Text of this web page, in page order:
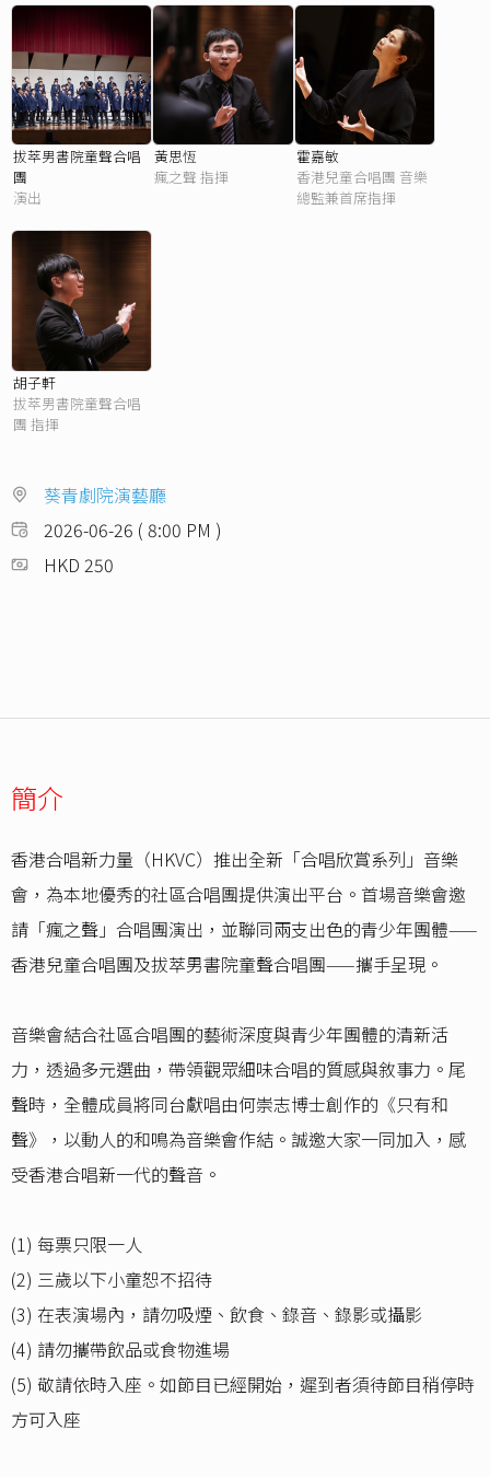
拔萃男書院童聲合唱
團
演出
黃思恆
瘋之聲 指揮
霍嘉敏
香港兒童合唱團 音樂
總監兼首席指揮
胡子軒
拔萃男書院童聲合唱
團 指揮
葵青劇院演藝廳
2026-06-26 ( 8:00 PM )
HKD 250
簡介
香港合唱新力量（HKVC）推出全新「合唱欣賞系列」音樂
會，為本地優秀的社區合唱團提供演出平台。首場音樂會邀
請「瘋之聲」合唱團演出，並聯同兩支出色的青少年團體——
香港兒童合唱團及拔萃男書院童聲合唱團——攜手呈現。
音樂會結合社區合唱團的藝術深度與青少年團體的清新活
力，透過多元選曲，帶領觀眾細味合唱的質感與敘事力。尾
聲時，全體成員將同台獻唱由何崇志博士創作的《只有和
聲》，以動人的和鳴為音樂會作結。誠邀大家一同加入，感
受香港合唱新一代的聲音。
(1) 每票只限一人
(2) 三歲以下小童恕不招待
(3) 在表演場內，請勿吸煙、飲食、錄音、錄影或攝影
(4) 請勿攜帶飲品或食物進場
(5) 敬請依時入座。如節目已經開始，遲到者須待節目稍停時
方可入座